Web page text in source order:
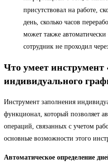
присутствовал на работе,
день, сколько часов
может также
сотрудник не проходил
Что умеет инструмент
индивидуального
Инструмент заполнения
функционал, который позволяет
операций, связанных с учетом
основные возможности этого
Автоматическое определение